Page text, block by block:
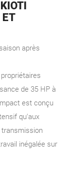
après
de 35 HP à
est conçu
qu'aux
inégalée sur